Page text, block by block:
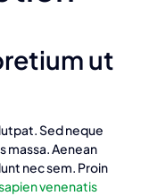
ut
Sed neque
massa. Aenean
nec sem. Proin
venenatis